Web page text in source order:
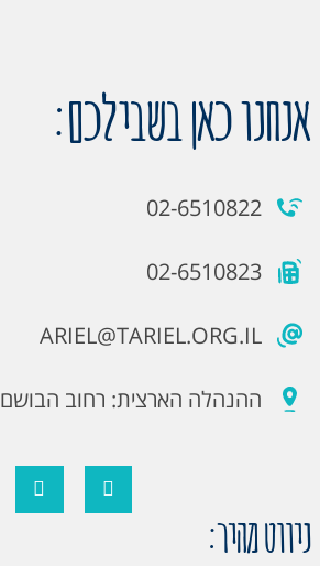
אנחנו כאן בשבילכם:
02-6510822
02-6510823
ARIEL@TARIEL.ORG.IL
ההנהלה הארצית: רחוב הבושם 11, גילה ירושלים
ניווט מהיר: